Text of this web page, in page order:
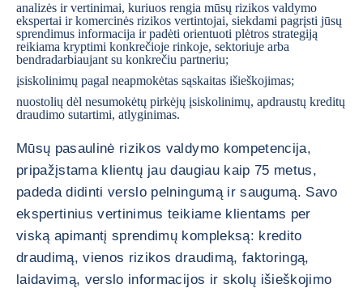
analizės ir vertinimai, kuriuos rengia mūsų rizikos valdymo
ekspertai ir komercinės rizikos vertintojai, siekdami pagrįsti jūsų
sprendimus informacija ir padėti orientuoti plėtros strategiją
reikiama kryptimi konkrečioje rinkoje, sektoriuje arba
bendradarbiaujant su konkrečiu partneriu;
įsiskolinimų pagal neapmokėtas sąskaitas išieškojimas;
nuostolių dėl nesumokėtų pirkėjų įsiskolinimų, apdraustų kreditų
draudimo sutartimi, atlyginimas.
Mūsų pasaulinė rizikos valdymo kompetencija,
pripažįstama klientų jau daugiau kaip 75 metus,
padeda didinti verslo pelningumą ir saugumą. Savo
ekspertinius vertinimus teikiame klientams per
viską apimantį sprendimų kompleksą: kredito
draudimą, vienos rizikos draudimą, faktoringą,
laidavimą, verslo informacijos ir skolų išieškojimo